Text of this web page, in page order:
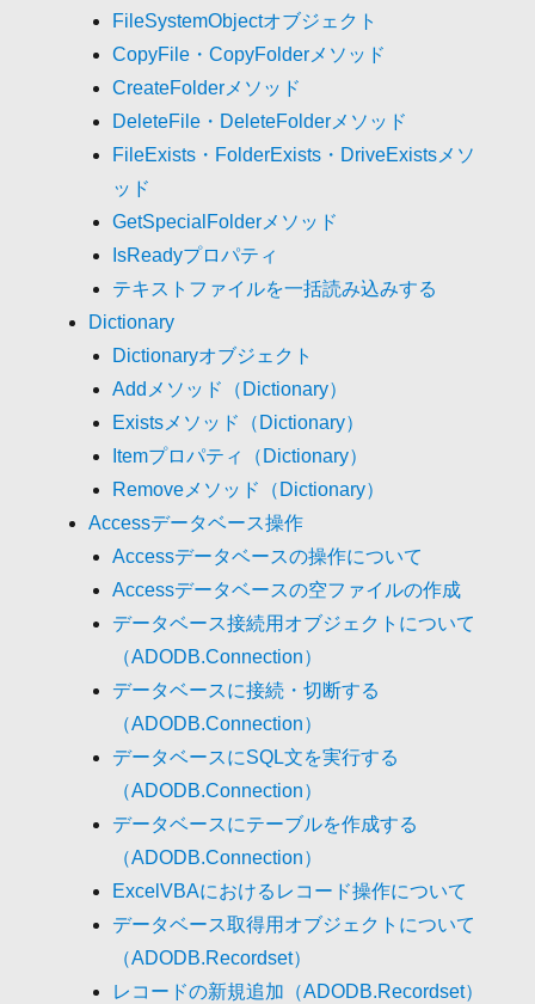
FileSystemObjectオブジェクト
CopyFile・CopyFolderメソッド
CreateFolderメソッド
DeleteFile・DeleteFolderメソッド
FileExists・FolderExists・DriveExistsメソ
ッド
GetSpecialFolderメソッド
IsReadyプロパティ
テキストファイルを一括読み込みする
Dictionary
Dictionaryオブジェクト
Addメソッド（Dictionary）
Existsメソッド（Dictionary）
Itemプロパティ（Dictionary）
Removeメソッド（Dictionary）
Accessデータベース操作
Accessデータベースの操作について
Accessデータベースの空ファイルの作成
データベース接続用オブジェクトについて
（ADODB.Connection）
データベースに接続・切断する
（ADODB.Connection）
データベースにSQL文を実行する
（ADODB.Connection）
データベースにテーブルを作成する
（ADODB.Connection）
ExcelVBAにおけるレコード操作について
データベース取得用オブジェクトについて
（ADODB.Recordset）
レコードの新規追加（ADODB.Recordset）